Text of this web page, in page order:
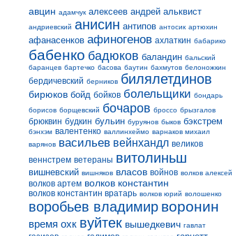
авцин адамчук алексеев андрей альквист
андриевский анисин антипов антосик артюхин
афанасенков афиногенов ахлаткин бабарико
бабенко бадюков баландин бальский
баранцев бартечко басова баутин бахмутов белоножкин
бердичевский берников билялетдинов
бирюков бойд бойков болельщики бондарь
борисов борщевский бочаров броссо брызгалов
брюквин будкин бульин буруянов быков бэкстрем
бэнхэм валентенко валлинхеймо варнаков михаил
варянов васильев вейнхандл великов
веннстрем ветераны витолиньш
вишневский вишняков власов войнов волков алексей
волков артем волков константин
волков константин вратарь волков юрий волошенко
воробьев владимир воронин
время охк вуйтек вышедкевич гавлат